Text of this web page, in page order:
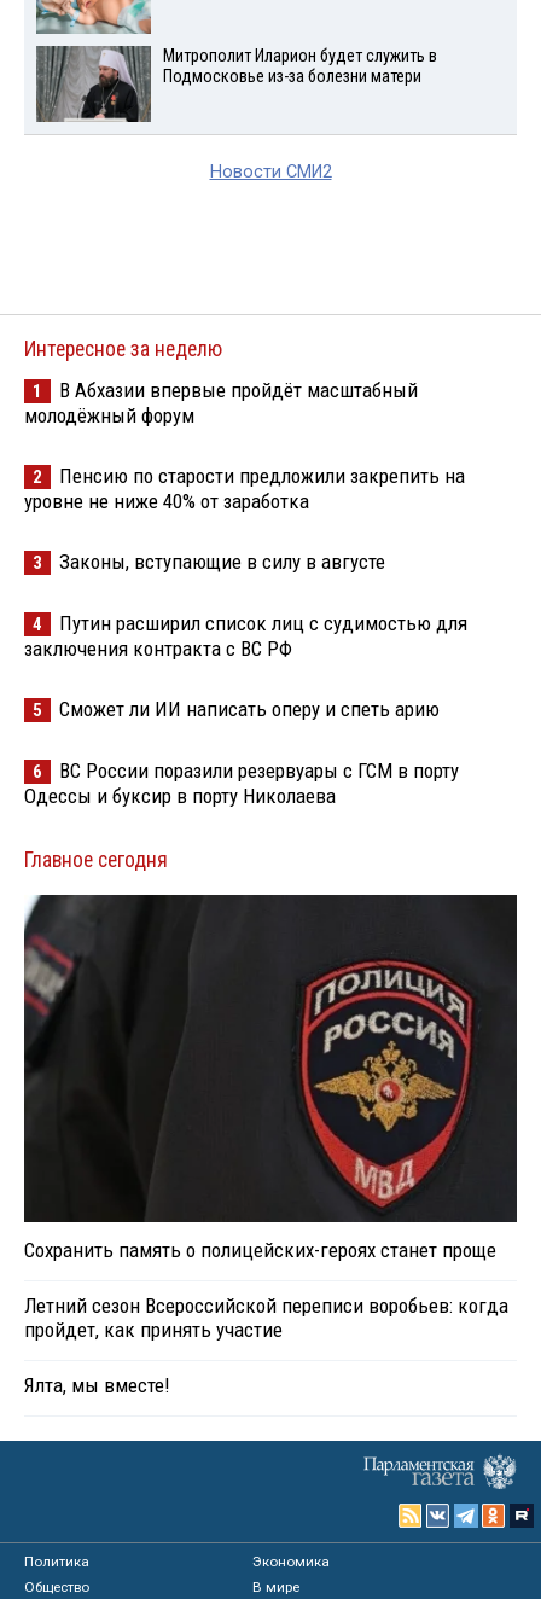
Митрополит Иларион будет служить в
Подмосковье из-за болезни матери
Новости СМИ2
Интересное за неделю
1
В Абхазии впервые пройдёт масштабный
молодёжный форум
2
Пенсию по старости предложили закрепить на
уровне не ниже 40% от заработка
3 Законы, вступающие в силу в августе
4
Путин расширил список лиц с судимостью для
заключения контракта с ВС РФ
5 Сможет ли ИИ написать оперу и спеть арию
6
ВС России поразили резервуары с ГСМ в порту
Одессы и буксир в порту Николаева
Главное сегодня
Сохранить память о полицейских-героях станет проще
Летний сезон Всероссийской переписи воробьев: когда
пройдет, как принять участие
Ялта, мы вместе!
Политика
Экономика
Общество
В мире